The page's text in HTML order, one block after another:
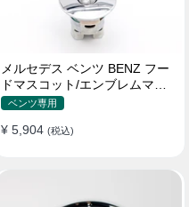
メルセデス ベンツ BENZ フー
ドマスコット/エンブレムマー
ク C180 C200 E300L E260L
ベンツ専用
¥ 5,904 (税込)